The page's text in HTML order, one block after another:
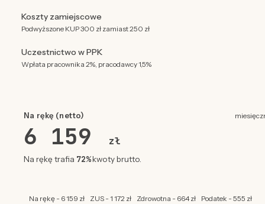
Koszty zamiejscowe
Podwyższone KUP 300 zł zamiast 250 zł
Uczestnictwo w PPK
Wpłata pracownika 2%, pracodawcy 1,5%
Na rękę (netto)
6 159 zł
Na rękę trafia 72%kwoty brutto.
Na rękę - 6 159 zł ZUS - 1 172 zł Zdrowotna - 664 zł Podatek - 555 zł